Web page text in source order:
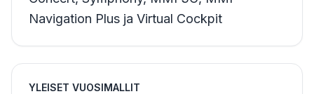
Navigation Plus ja Virtual Cockpit
YLEISET VUOSIMALLIT